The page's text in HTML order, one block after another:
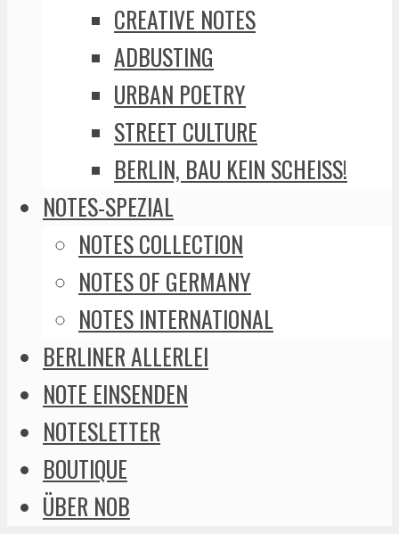
CREATIVE NOTES
ADBUSTING
URBAN POETRY
STREET CULTURE
BERLIN, BAU KEIN SCHEISS!
NOTES-SPEZIAL
NOTES COLLECTION
NOTES OF GERMANY
NOTES INTERNATIONAL
BERLINER ALLERLEI
NOTE EINSENDEN
NOTESLETTER
BOUTIQUE
ÜBER NOB